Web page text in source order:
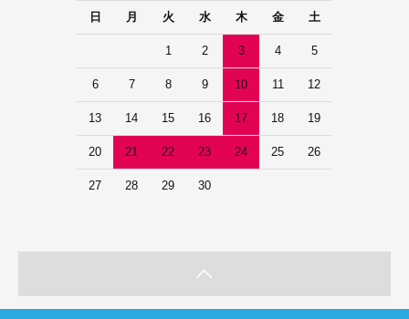
日
月 火 水 木 金 土
1 2 3 4 5
6 7 8 9 10 11 12
13 14 15 16 17 18 19
20 21 22 23 24 25 26
27 28 29 30